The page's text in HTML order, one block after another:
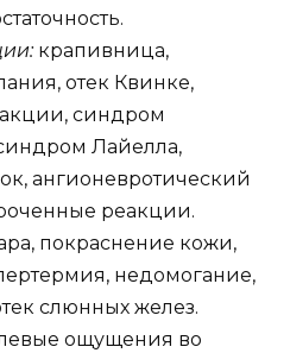
крапивница,
отек Квинке,
синдром
Лайелла,
ангионевротический
реакции.
покраснение кожи,
недомогание,
слюнных желез.
ощущения во